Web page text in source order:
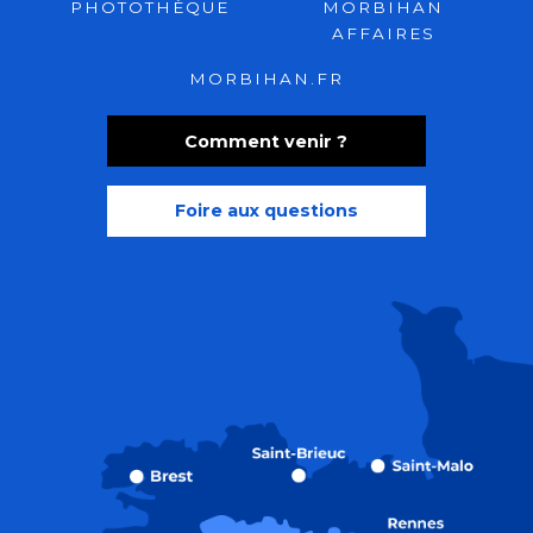
Comment venir ?
Foire aux questions
PHOTOTHÈQUE
MORBIHAN
AFFAIRES
MORBIHAN.FR